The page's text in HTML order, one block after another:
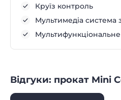
Круїз контроль
Мультимедіа система
Відгуки: прокат Mini